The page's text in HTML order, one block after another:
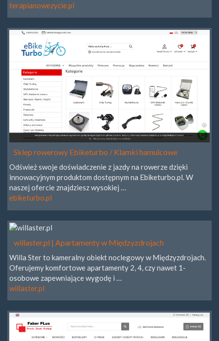
terapianowezycie.pl
Sklep rowerowy Ebiketurbo / Klamki hamulcowe
Odśwież swoje doświadczenie z jazdy na rowerze dzięki
innowacyjnym produktom dostępnym na Ebiketurbo.pl. W
naszej ofercie znajdziesz wysokiej …
ebiketurbo.pl
willaster.pl | Apartamenty w Międzyzdrojach
Willa Ster to kameralny obiekt noclegowy w Międzyzdrojach.
Oferujemy komfortowe apartamenty 2, 4, czy nawet 1-
osobowe zapewniające wygodę i …
willaster.pl